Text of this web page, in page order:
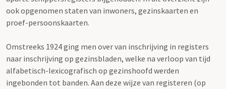
ook opgenomen staten van inwoners, gezinskaarten en
proef-persoonskaarten.
Omstreeks 1924 ging men over van inschrijving in registers
naar inschrijving op gezinsbladen, welke na verloop van tijd
alfabetisch-lexicografisch op gezinshoofd werden
ingebonden tot banden. Aan deze wijze van registeren (op